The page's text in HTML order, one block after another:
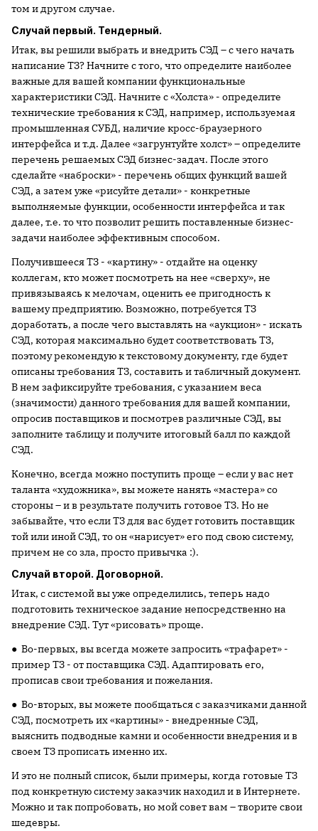
том и другом случае.
Случай первый. Тендерный.
Итак, вы решили выбрать и внедрить СЭД – с чего начать
написание ТЗ? Начните с того, что определите наиболее
важные для вашей компании функциональные
характеристики СЭД. Начните с «Холста» - определите
технические требования к СЭД, например, используемая
промышленная СУБД, наличие кросс-браузерного
интерфейса и т.д. Далее «загрунтуйте холст» – определите
перечень решаемых СЭД бизнес-задач. После этого
сделайте «наброски» - перечень общих функций вашей
СЭД, а затем уже «рисуйте детали» - конкретные
выполняемые функции, особенности интерфейса и так
далее, т.е. то что позволит решить поставленные бизнес-
задачи наиболее эффективным способом.
Получившееся ТЗ - «картину» - отдайте на оценку
коллегам, кто может посмотреть на нее «сверху», не
привязываясь к мелочам, оценить ее пригодность к
вашему предприятию. Возможно, потребуется ТЗ
доработать, а после чего выставлять на «аукцион» - искать
СЭД, которая максимально будет соответствовать ТЗ,
поэтому рекомендую к текстовому документу, где будет
описаны требования ТЗ, составить и табличный документ.
В нем зафиксируйте требования, с указанием веса
(значимости) данного требования для вашей компании,
опросив поставщиков и посмотрев различные СЭД, вы
заполните таблицу и получите итоговый балл по каждой
СЭД.
Конечно, всегда можно поступить проще – если у вас нет
таланта «художника», вы можете нанять «мастера» со
стороны – и в результате получить готовое ТЗ. Но не
забывайте, что если ТЗ для вас будет готовить поставщик
той или иной СЭД, то он «нарисует» его под свою систему,
причем не со зла, просто привычка :).
Случай второй. Договорной.
Итак, с системой вы уже определились, теперь надо
подготовить техническое задание непосредственно на
внедрение СЭД. Тут «рисовать» проще.
● Во-первых, вы всегда можете запросить «трафарет» -
пример ТЗ - от поставщика СЭД. Адаптировать его,
прописав свои требования и пожелания.
● Во-вторых, вы можете пообщаться с заказчиками данной
СЭД, посмотреть их «картины» - внедренные СЭД,
выяснить подводные камни и особенности внедрения и в
своем ТЗ прописать именно их.
И это не полный список, были примеры, когда готовые ТЗ
под конкретную систему заказчик находил и в Интернете.
Можно и так попробовать, но мой совет вам – творите свои
шедевры.